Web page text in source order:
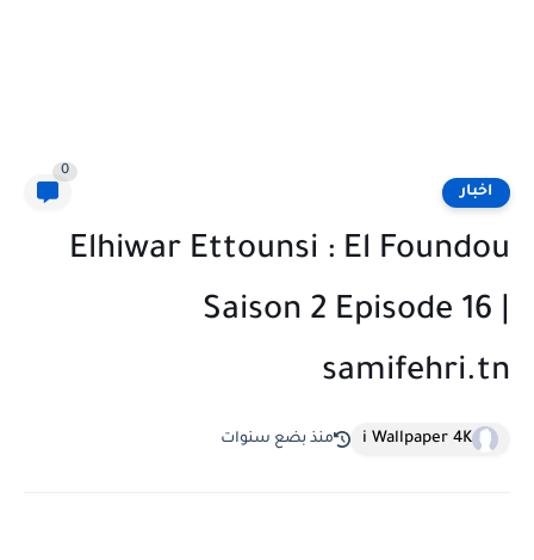
اخبار
0
Elhiwar Ettounsi : El Foundou
Saison 2 Episode 16 |
samifehri.tn
i Wallpaper 4K منذ بضع سنوات